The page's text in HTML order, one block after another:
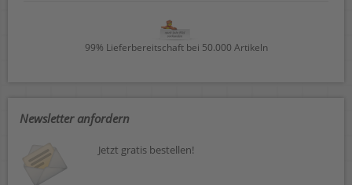
99% Lieferbereitschaft bei 50.000 Artikeln
Newsletter anfordern
Jetzt gratis bestellen!